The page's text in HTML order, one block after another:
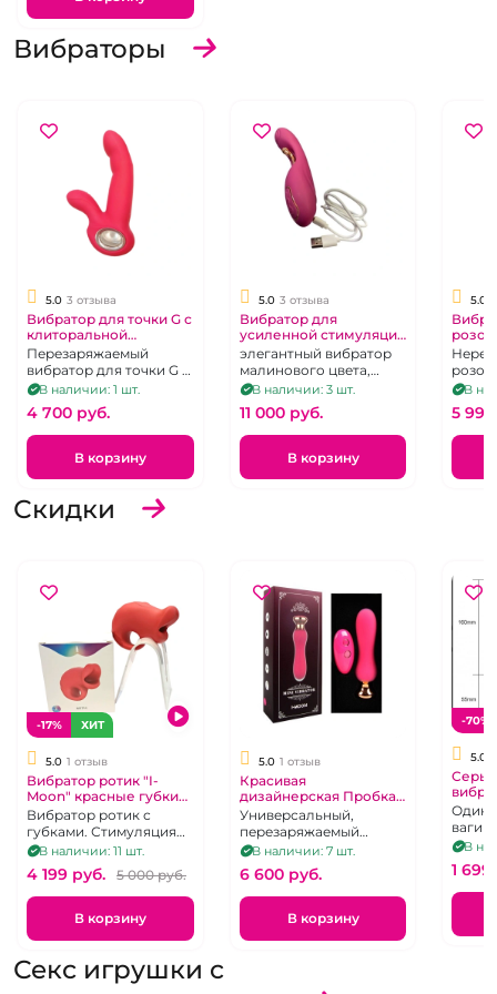
о чем идет речь!
Вибраторы
5.0 3 отзыва
Вибратор для точки G с
клиторальной
стимуляцией
Перезаряжаемый
вибратор для точки G с
клиторальной
стимуляцией и
удобной,
кольцеобразной
ручкой.
В наличии: 1 шт.
4 700 pуб.
В корзину
5.0 3 отзыва
Вибратор для
усиленной стимуляции
G зоны с
дополнительным
стержнем
элегантный вибратор
малинового цвета,
силиконовый,
перезаряжаемый, 9
режимов
В наличии: 3 шт.
11 000 pуб.
В корзину
5.0
В
5
Скидки
-17% ХИТ
5.0 1 отзыв
Вибратор ротик "I-
Moon" красные губки
стимуляция сжатием
Вибратор ротик с
губками. Стимуляция
сжатием
В наличии: 11 шт.
4 199 pуб. 5 000 pуб.
В корзину
5.0 1 отзыв
Красивая
дизайнерская Пробка
из замшевого
силикона "I-Moon"
розовая округлая на
дистанционном пульте
Универсальный,
перезаряжаемый
анальный вибратор с
возможностью
дистанционного
управления
В наличии: 7 шт.
6 600 pуб.
В корзину
-70%
5.0
1
в
В
1 699
Секс игрушки c